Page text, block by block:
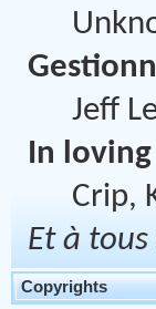
Jeff
In
Crip,
Et à
Copyrights